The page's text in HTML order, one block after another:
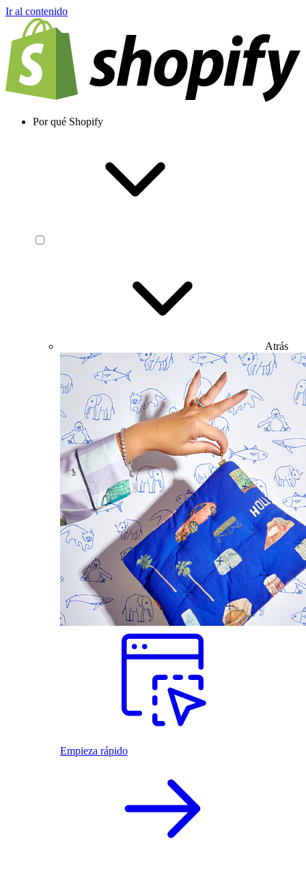
Ir al contenido
Por qué Shopify
Atrás
Empieza rápido